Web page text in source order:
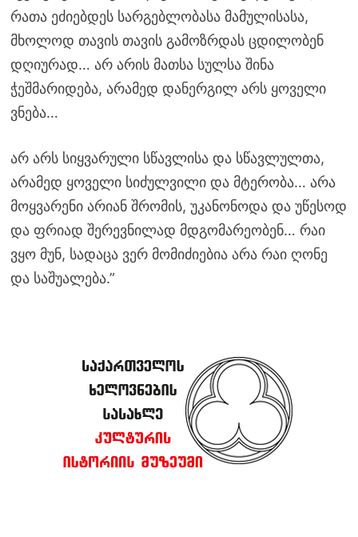
რათა ეძიებდეს სარგებლობასა მამულისასა,
მხოლოდ თავის თავის გამოზრდას ცდილობენ
დღიურად… არ არის მათსა სულსა შინა
ჭეშმარიდება, არამედ დანერგილ არს ყოველი
ვნება…
არ არს სიყვარული სწავლისა და სწავლულთა,
არამედ ყოველი სიძულვილი და მტერობა… არა
მოყვარენი არიან შრომის, უკანონოდა და უწესოდ
და ფრიად შერევნილად მდგომარეობენ… რაი
ვყო მუნ, სადაცა ვერ მომიძიებია არა რაი ღონე
და საშუალება.”